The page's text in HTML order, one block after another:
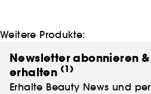
ein perfektes Ergebnis
ist, einen hektischen Alltag
Look zu kombinieren.
Weitere Produkte:
Newsletter abonnieren
erhalten (1)
Erhalte Beauty News und